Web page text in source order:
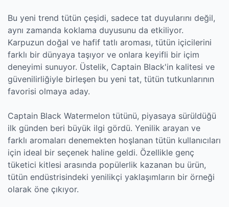
Bu yeni trend tütün çeşidi, sadece tat duyularını değil,
aynı zamanda koklama duyusunu da etkiliyor.
Karpuzun doğal ve hafif tatlı aroması, tütün içicilerini
farklı bir dünyaya taşıyor ve onlara keyifli bir içim
deneyimi sunuyor. Üstelik, Captain Black'in kalitesi ve
güvenilirliğiyle birleşen bu yeni tat, tütün tutkunlarının
favorisi olmaya aday.
Captain Black Watermelon tütünü, piyasaya sürüldüğü
ilk günden beri büyük ilgi gördü. Yenilik arayan ve
farklı aromaları denemekten hoşlanan tütün kullanıcıları
için ideal bir seçenek haline geldi. Özellikle genç
tüketici kitlesi arasında popülerlik kazanan bu ürün,
tütün endüstrisindeki yenilikçi yaklaşımların bir örneği
olarak öne çıkıyor.